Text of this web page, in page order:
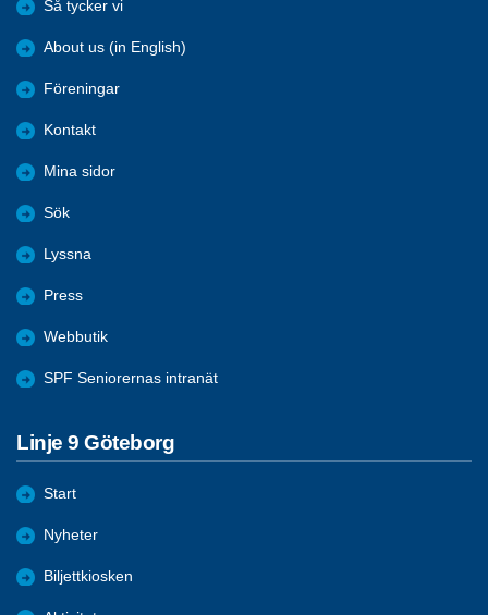
Så tycker vi
About us (in English)
Föreningar
Kontakt
Mina sidor
Sök
Lyssna
Press
Webbutik
SPF Seniorernas intranät
Linje 9 Göteborg
Start
Nyheter
Biljettkiosken